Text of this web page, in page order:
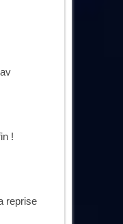
!
reprise